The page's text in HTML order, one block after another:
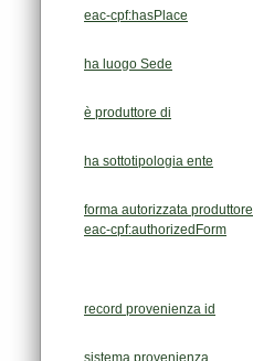
eac-cpf:hasPlace
ha luogo Sede
è produttore di
ha sottotipologia ente
forma autorizzata produttore
eac-cpf:authorizedForm
record provenienza id
sistema provenienza